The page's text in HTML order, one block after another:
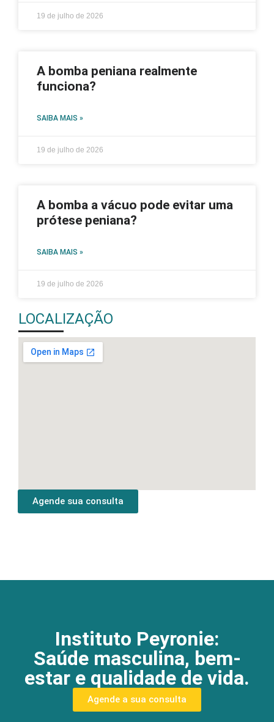
19 de julho de 2026
A bomba peniana realmente
funciona?
SAIBA MAIS »
19 de julho de 2026
A bomba a vácuo pode evitar uma
prótese peniana?
SAIBA MAIS »
19 de julho de 2026
LOCALIZAÇÃO
Agende sua consulta
Instituto Peyronie:
Saúde masculina, bem-
estar e qualidade de vida.
Agende a sua consulta